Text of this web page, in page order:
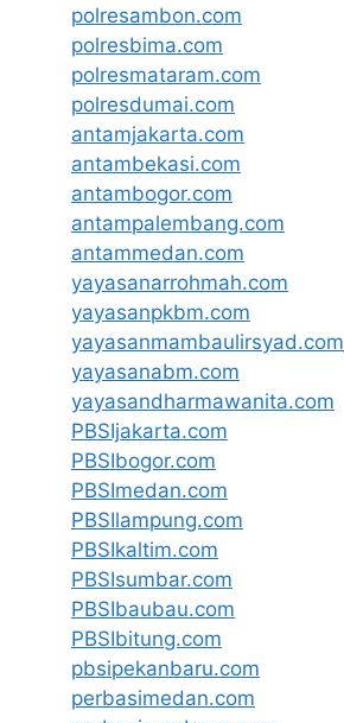
polresambon.com
polresbima.com
polresmataram.com
polresdumai.com
antamjakarta.com
antambekasi.com
antambogor.com
antampalembang.com
antammedan.com
yayasanarrohmah.com
yayasanpkbm.com
yayasanmambaulirsyad.com
yayasanabm.com
yayasandharmawanita.com
PBSIjakarta.com
PBSIbogor.com
PBSImedan.com
PBSIlampung.com
PBSIkaltim.com
PBSIsumbar.com
PBSIbaubau.com
PBSIbitung.com
pbsipekanbaru.com
perbasimedan.com